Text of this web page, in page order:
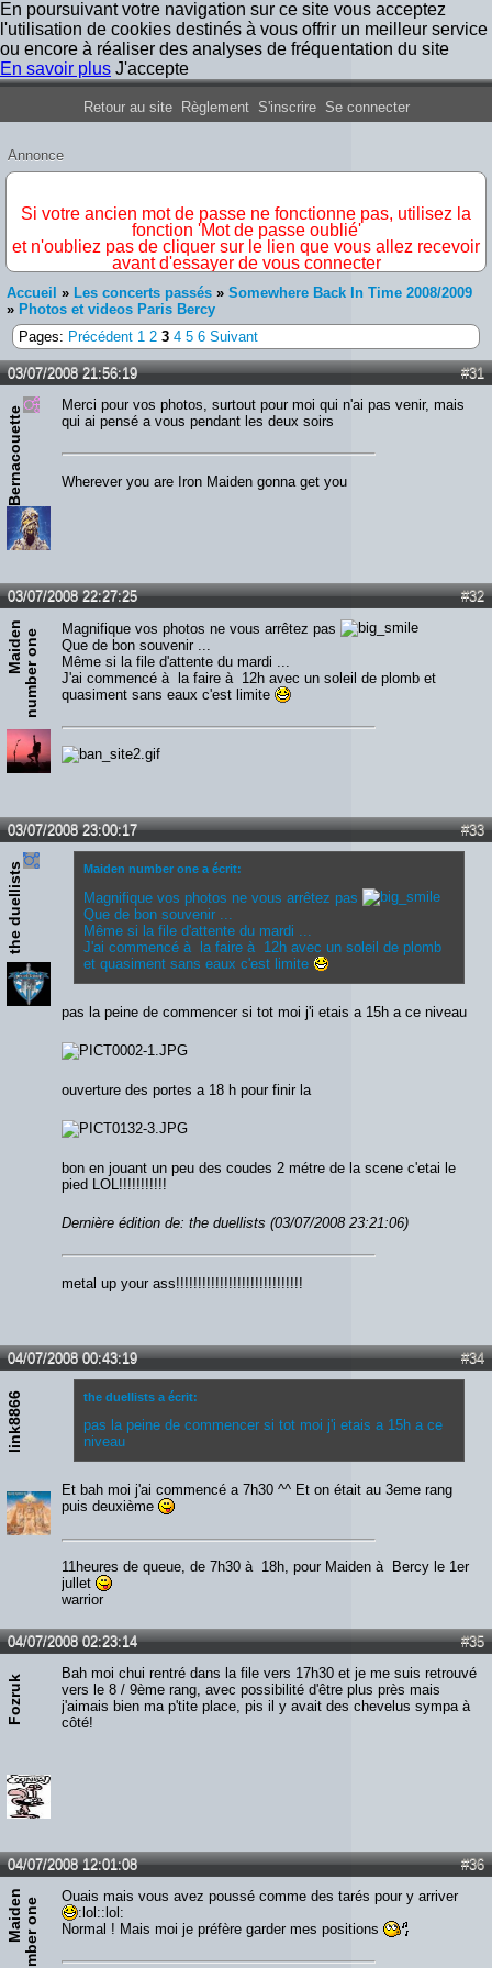
En poursuivant votre navigation sur ce site vous acceptez
l'utilisation de cookies destinés à vous offrir un meilleur service
ou encore à réaliser des analyses de fréquentation du site
En savoir plus J'accepte
Forum Iron Maiden France
Retour au site Règlement S'inscrire Se connecter
Annonce
Si votre ancien mot de passe ne fonctionne pas, utilisez la
fonction 'Mot de passe oublié'
et n'oubliez pas de cliquer sur le lien que vous allez recevoir
avant d'essayer de vous connecter
Accueil » Les concerts passés » Somewhere Back In Time 2008/2009
» Photos et videos Paris Bercy
Pages: Précédent 1 2 3 4 5 6 Suivant
#31
03/07/2008 21:56:19
Bernacouette
Merci pour vos photos, surtout pour moi qui n'ai pas venir, mais
qui ai pensé a vous pendant les deux soirs
Wherever you are Iron Maiden gonna get you
#32
03/07/2008 22:27:25
M
a
i
de
n
n
u
m
b
e
r
o
ne
Magnifique vos photos ne vous arrêtez pas
Que de bon souvenir ...
Même si la file d'attente du mardi ...
J'ai commencé à la faire à 12h avec un soleil de plomb et
quasiment sans eaux c'est limite
#33
03/07/2008 23:00:17
the duellists Maiden number one a écrit:
Magnifique vos photos ne vous arrêtez pas
Que de bon souvenir ...
Même si la file d'attente du mardi ...
J'ai commencé à la faire à 12h avec un soleil de plomb
et quasiment sans eaux c'est limite
pas la peine de commencer si tot moi j'i etais a 15h a ce niveau
ouverture des portes a 18 h pour finir la
bon en jouant un peu des coudes 2 métre de la scene c'etai le
pied LOL!!!!!!!!!!!
Dernière édition de: the duellists (03/07/2008 23:21:06)
metal up your ass!!!!!!!!!!!!!!!!!!!!!!!!!!!!!
#34
04/07/2008 00:43:19
link8866 the duellists a écrit:
pas la peine de commencer si tot moi j'i etais a 15h a ce
niveau
Et bah moi j'ai commencé a 7h30 ^^ Et on était au 3eme rang
puis deuxième
11heures de queue, de 7h30 à 18h, pour Maiden à Bercy le 1er
jullet
warrior
#35
04/07/2008 02:23:14
Fozruk
Bah moi chui rentré dans la file vers 17h30 et je me suis retrouvé
vers le 8 / 9ème rang, avec possibilité d'être plus près mais
j'aimais bien ma p'tite place, pis il y avait des chevelus sympa à
côté!
#36
04/07/2008 12:01:08
M
a
i
de
n
n
u
m
b
e
r
o
ne
Ouais mais vous avez poussé comme des tarés pour y arriver
:lol::lol:
Normal ! Mais moi je préfère garder mes positions